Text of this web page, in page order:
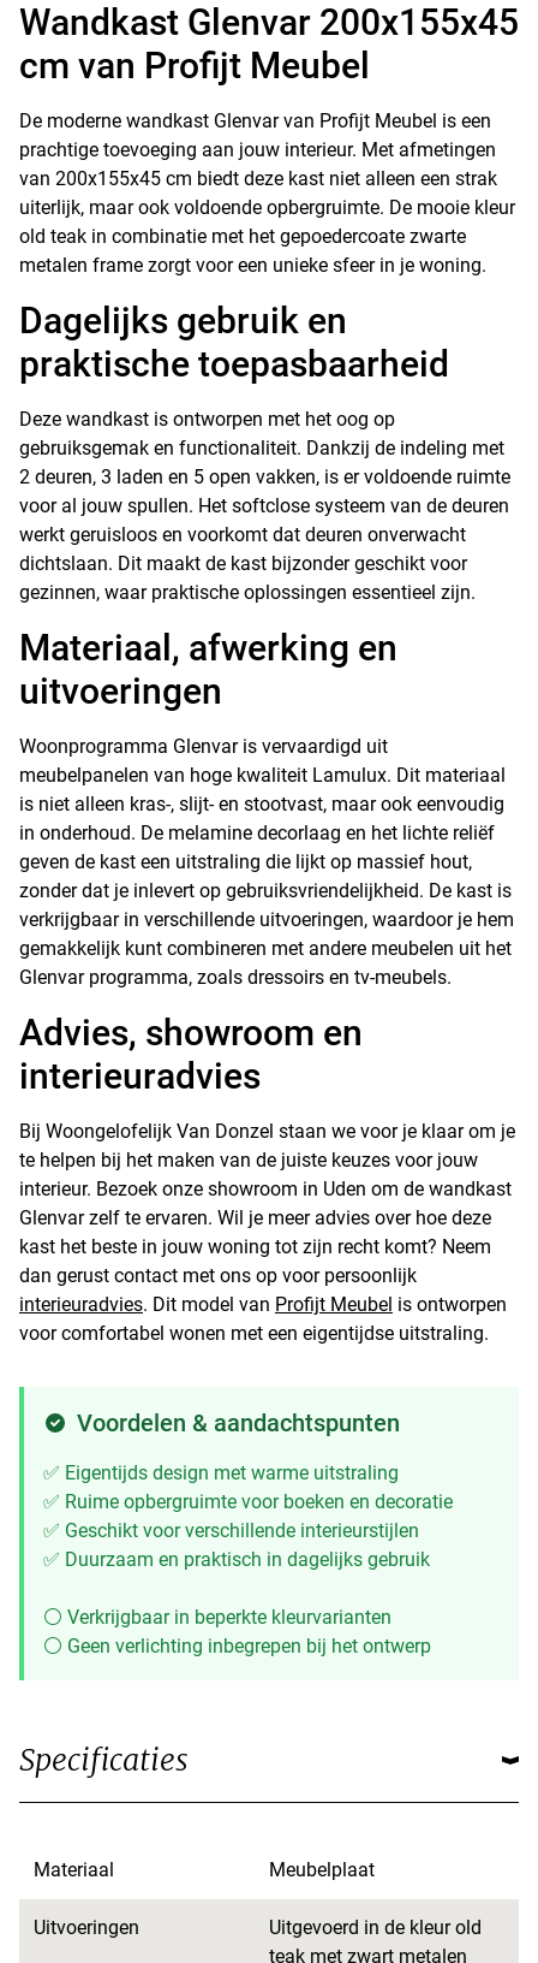
Wandkast Glenvar 200x155x45
cm van Profijt Meubel
De moderne wandkast Glenvar van Profijt Meubel is een
prachtige toevoeging aan jouw interieur. Met afmetingen
van 200x155x45 cm biedt deze kast niet alleen een strak
uiterlijk, maar ook voldoende opbergruimte. De mooie kleur
old teak in combinatie met het gepoedercoate zwarte
metalen frame zorgt voor een unieke sfeer in je woning.
Dagelijks gebruik en
praktische toepasbaarheid
Deze wandkast is ontworpen met het oog op
gebruiksgemak en functionaliteit. Dankzij de indeling met
2 deuren, 3 laden en 5 open vakken, is er voldoende ruimte
voor al jouw spullen. Het softclose systeem van de deuren
werkt geruisloos en voorkomt dat deuren onverwacht
dichtslaan. Dit maakt de kast bijzonder geschikt voor
gezinnen, waar praktische oplossingen essentieel zijn.
Materiaal, afwerking en
uitvoeringen
Woonprogramma Glenvar is vervaardigd uit
meubelpanelen van hoge kwaliteit Lamulux. Dit materiaal
is niet alleen kras-, slijt- en stootvast, maar ook eenvoudig
in onderhoud. De melamine decorlaag en het lichte reliëf
geven de kast een uitstraling die lijkt op massief hout,
zonder dat je inlevert op gebruiksvriendelijkheid. De kast is
verkrijgbaar in verschillende uitvoeringen, waardoor je hem
gemakkelijk kunt combineren met andere meubelen uit het
Glenvar programma, zoals dressoirs en tv-meubels.
Advies, showroom en
interieuradvies
Bij Woongelofelijk Van Donzel staan we voor je klaar om je
te helpen bij het maken van de juiste keuzes voor jouw
interieur. Bezoek onze showroom in Uden om de wandkast
Glenvar zelf te ervaren. Wil je meer advies over hoe deze
kast het beste in jouw woning tot zijn recht komt? Neem
dan gerust contact met ons op voor persoonlijk
interieuradvies. Dit model van Profijt Meubel is ontworpen
voor comfortabel wonen met een eigentijdse uitstraling.
Voordelen & aandachtspunten
✅ Eigentijds design met warme uitstraling
✅ Ruime opbergruimte voor boeken en decoratie
✅ Geschikt voor verschillende interieurstijlen
✅ Duurzaam en praktisch in dagelijks gebruik
⚪ Verkrijgbaar in beperkte kleurvarianten
⚪ Geen verlichting inbegrepen bij het ontwerp
Specificaties
Materiaal Meubelplaat
Uitvoeringen
Uitgevoerd in de kleur old
teak met zwart metalen